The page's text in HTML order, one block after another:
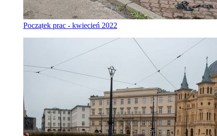
Początek prac - kwiecień 2022